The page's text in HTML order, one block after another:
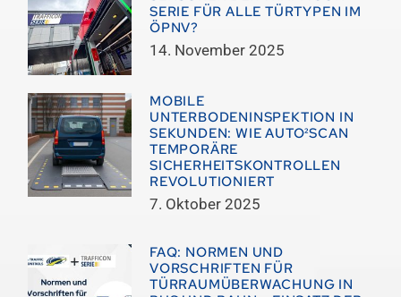
SERIE FÜR ALLE TÜRTYPEN IM
ÖPNV?
14. November 2025
MOBILE
UNTERBODENINSPEKTION IN
SEKUNDEN: WIE AUTO²SCAN
TEMPORÄRE
SICHERHEITSKONTROLLEN
REVOLUTIONIERT
7. Oktober 2025
FAQ: NORMEN UND
VORSCHRIFTEN FÜR
TÜRRAUMÜBERWACHUNG IN